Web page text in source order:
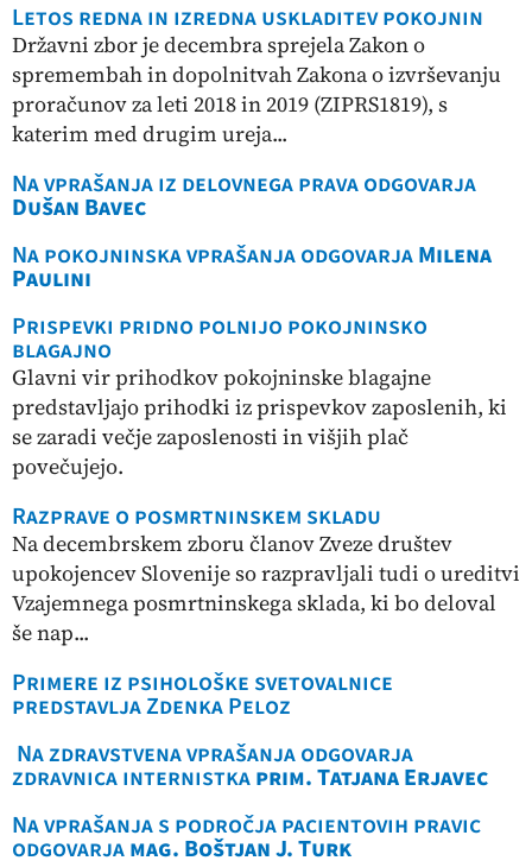
Letos redna in izredna uskladitev pokojnin
Državni zbor je decembra sprejela Zakon o
spremembah in dopolnitvah Zakona o izvrševanju
proračunov za leti 2018 in 2019 (ZIPRS1819), s
katerim med drugim ureja...
Na vprašanja iz delovnega prava odgovarja
Dušan Bavec
Na pokojninska vprašanja odgovarjaMilena
Paulini
Prispevki pridno polnijo pokojninsko
blagajno
Glavni vir prihodkov pokojninske blagajne
predstavljajo prihodki iz prispevkov zaposlenih, ki
se zaradi večje zaposlenosti in višjih plač
povečujejo.
Razprave o posmrtninskem skladu
Na decembrskem zboru članov Zveze društev
upokojencev Slovenije so razpravljali tudi o ureditvi
Vzajemnega posmrtninskega sklada, ki bo deloval
še nap...
Primere iz psihološke svetovalnice
predstavlja Zdenka Peloz
Na zdravstvena vprašanja odgovarja
zdravnica internistkaprim. Tatjana Erjavec
Na vprašanja s področja pacientovih pravic
odgovarjamag. Boštjan J. Turk